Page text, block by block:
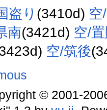
盗り (3410d) 空
南(3421d) 空/
空/筑後
© 2001-